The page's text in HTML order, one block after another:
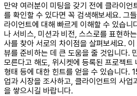
만약 여러분이 미팅을 갖기 전에 클라이언
를 확인할 수 있다면 꼭 검색해보세요. 그
라이언트에 대해 빠르게 이해할 수 있습니
나 서비스, 미션과 비전, 스스로를 표현하
사를 찾아 서로의 차이점을 살펴보세요.
뷰를 준비하는 데 큰 도움을 줄 것입니다.
모른다고 해도, 위시켓에 등록된 프로젝트
형태 등에 대한 힌트를 얻을 수 있습니다.
업과 시장을 조사하고, 클라이언트의 사업
을 쌓으시길 바랍니다.